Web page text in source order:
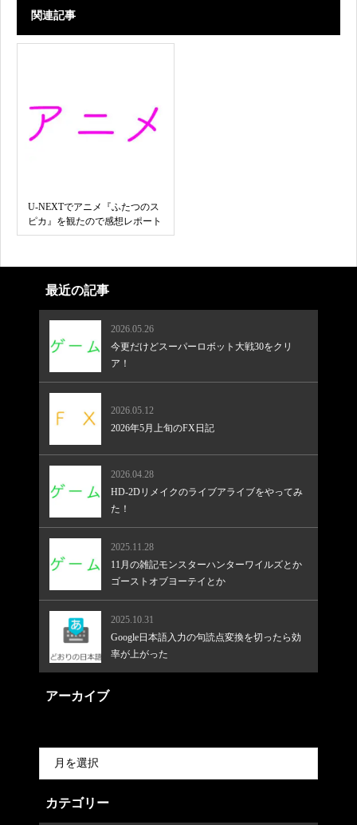
関連記事
U-NEXTでアニメ『ふたつのス
ピカ』を観たので感想レポート
最近の記事
2026.05.26
今更だけどスーパーロボット大戦30をクリ
ア！
2026.05.12
2026年5月上旬のFX日記
2026.04.28
HD-2Dリメイクのライブアライブをやってみ
た！
2025.11.28
11月の雑記モンスターハンターワイルズとか
ゴーストオブヨーテイとか
2025.10.31
Google日本語入力の句読点変換を切ったら効
率が上がった
アーカイブ
カテゴリー